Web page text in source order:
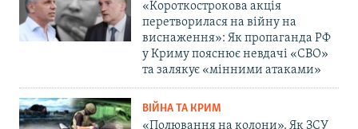
«Короткострокова акція
перетворилася на війну на
виснаження»: Як пропаганда РФ
у Криму пояснює невдачі «СВО»
та залякує «мінними атаками»
ВІЙНА ТА КРИМ
«Полювання на колони». Як ЗСУ